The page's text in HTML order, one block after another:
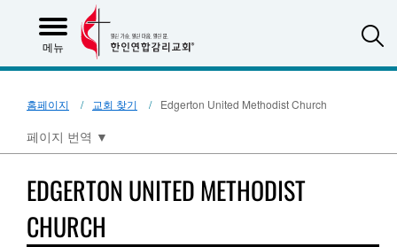
메뉴
홈페이지 교회 찾기 Edgerton United Methodist Church
페이지 번역 ▼
EDGERTON UNITED METHODIST
CHURCH